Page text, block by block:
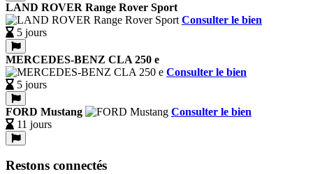
LAND ROVER Range Rover Sport
Consulter le bien
5 jours
MERCEDES-BENZ CLA 250 e
Consulter le bien
5 jours
FORD Mustang
Consulter le bien
11 jours
Restons connectés